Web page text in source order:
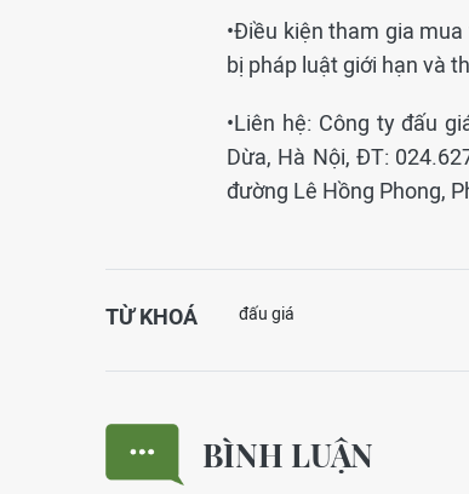
•Điều kiện tham gia
bị pháp luật giới hạn và
•Liên hệ: Công ty đấu
Dừa, Hà Nội, ĐT:
đường Lê Hồng Phong,
TỪ KHOÁ đấu giá
BÌNH LUẬN